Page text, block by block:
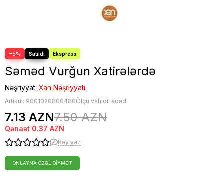
−5%
Səməd Vurğun Xatirələrdə
Nəşriyyat: Xan Nəşriyyatı
Artikul: 9001020800480Ölçü vahidi: ədəd
7.13 AZN7.50 AZN
Qənaət 0.37 AZN
Rəy yaz
ONLAYNA ÖZƏL QIYMƏT